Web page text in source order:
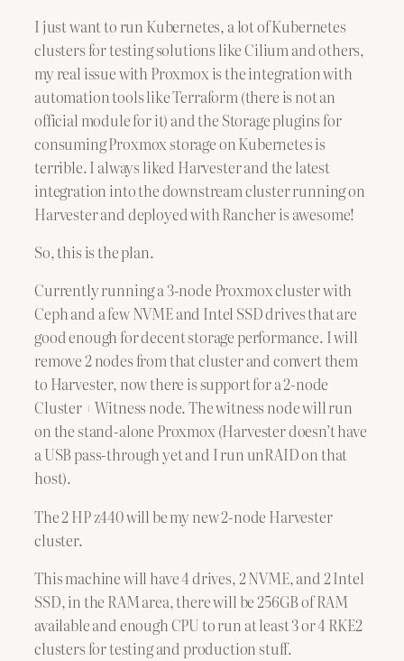
I just want to run Kubernetes, a lot of Kubernetes
clusters for testing solutions like Cilium and others,
my real issue with Proxmox is the integration with
automation tools like Terraform (there is not an
official module for it) and the Storage plugins for
consuming Proxmox storage on Kubernetes is
terrible. I always liked Harvester and the latest
integration into the downstream cluster running on
Harvester and deployed with Rancher is awesome!
So, this is the plan.
Currently running a 3-node Proxmox cluster with
Ceph and a few NVME and Intel SSD drives that are
good enough for decent storage performance. I will
remove 2 nodes from that cluster and convert them
to Harvester, now there is support for a 2-node
Cluster + Witness node. The witness node will run
on the stand-alone Proxmox (Harvester doesn’t have
a USB pass-through yet and I run unRAID on that
host).
The 2 HP z440 will be my new 2-node Harvester
cluster.
This machine will have 4 drives, 2 NVME, and 2 Intel
SSD, in the RAM area, there will be 256GB of RAM
available and enough CPU to run at least 3 or 4 RKE2
clusters for testing and production stuff.